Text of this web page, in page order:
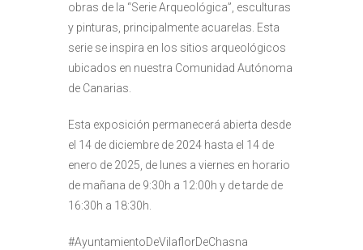
obras de la “Serie Arqueológica”, esculturas
y pinturas, principalmente acuarelas. Esta
serie se inspira en los sitios arqueológicos
ubicados en nuestra Comunidad Autónoma
de Canarias.
Esta exposición permanecerá abierta desde
el 14 de diciembre de 2024 hasta el 14 de
enero de 2025, de lunes a viernes en horario
de mañana de 9:30h a 12:00h y de tarde de
16:30h a 18:30h.
#AyuntamientoDeVilaflorDeChasna